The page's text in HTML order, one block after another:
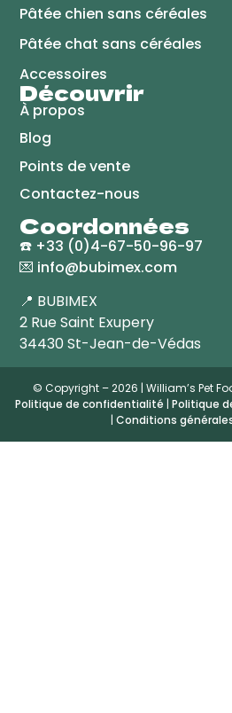
Pâtée chien sans céréales
Pâtée chat sans céréales
Accessoires
Découvrir
À propos
Blog
Points de vente
Contactez-nous
Coordonnées
☎️ +33 (0)4-67-50-96-97
💌 info@bubimex.com
📍 BUBIMEX
2 Rue Saint Exupery
34430 St-Jean-de-Védas
© Copyright – 2026 | William’s Pet
Politique de confidentialité | Politique
| Conditions